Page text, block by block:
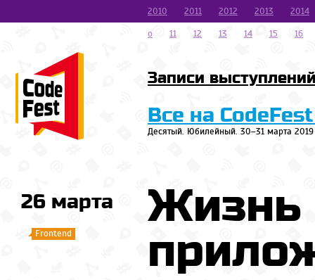
2010 2011 2012 2013
2014
o
11 12 13 14 15 16
Записи
Все на
Десятый. Юбилейный. 30–31 марта 2019
26 марта
Frontend
Жизнь